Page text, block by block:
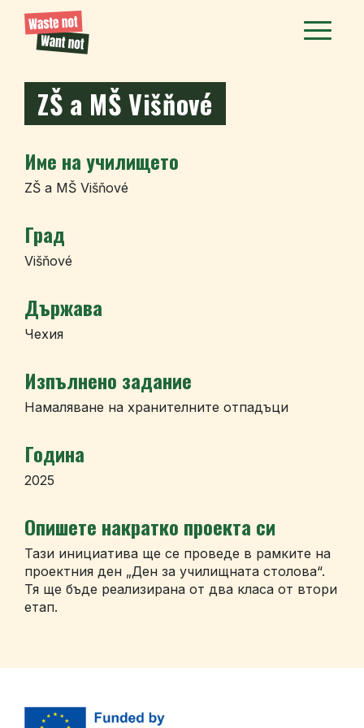
ZŠ a MŠ Višňové
Име на училището
ZŠ a MŠ Višňové
Град
Višňové
Държава
Чехия
Изпълнено задание
Намаляване на хранителните отпадъци
Година
2025
Опишете накратко проекта си
Тази инициатива ще се проведе в рамките на
проектния ден „Ден за училищната столова“.
Тя ще бъде реализирана от два класа от втори
етап.